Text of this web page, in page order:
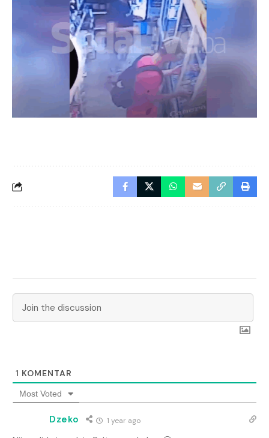
1 KOMENTAR
Most Voted
Dzeko 1 year ago